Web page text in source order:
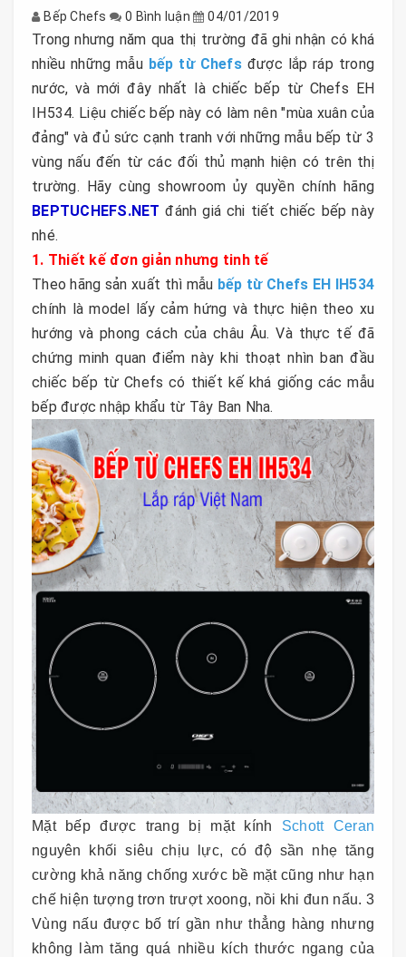
Bếp Chefs 0 Bình luận 04/01/2019
Trong nhưng năm qua thị trường đã ghi nhận có khá
nhiều những mẫu bếp từ Chefsđược lắp ráp trong
nước, và mới đây nhất là chiếc bếp từ Chefs EH
IH534. Liệu chiếc bếp này có làm nên "mùa xuân của
đảng" và đủ sức cạnh tranh với những mẫu bếp từ 3
vùng nấu đến từ các đối thủ mạnh hiện có trên thị
trường. Hãy cùng showroom ủy quyền chính hãng
BEPTUCHEFS.NET đánh giá chi tiết chiếc bếp này
nhé.
1. Thiết kế đơn giản nhưng tinh tế
Theo hãng sản xuất thì mẫu bếp từ Chefs EH IH534
chính là model lấy cảm hứng và thực hiện theo xu
hướng và phong cách của châu Âu. Và thực tế đã
chứng minh quan điểm này khi thoạt nhìn ban đầu
chiếc bếp từ Chefs có thiết kế khá giống các mẫu
bếp được nhập khẩu từ Tây Ban Nha.
Mặt bếp được trang bị mặt kính Schott Ceran
nguyên khối siêu chịu lực, có độ sần nhẹ tăng
cường khả năng chống xước bề mặt cũng như hạn
chế hiện tượng trơn trượt xoong, nồi khi đun nấu. 3
Vùng nấu được bố trí gần như thẳng hàng nhưng
không làm tăng quá nhiều kích thước ngang của